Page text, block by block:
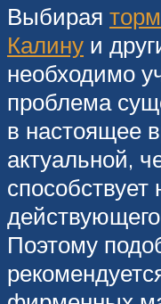
Выбирая
Калину и
необходимо
проблема
в настоящее
актуальной,
Поэтому